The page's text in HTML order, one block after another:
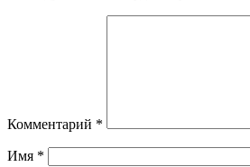
Комментарий *
Имя *